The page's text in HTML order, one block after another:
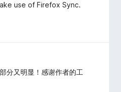
use of Firefox Sync.
分又明显！感谢作者的工